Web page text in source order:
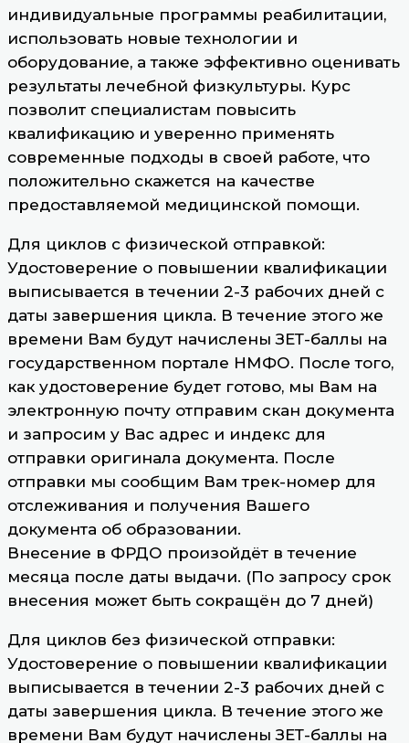
индивидуальные программы реабилитации,
использовать новые технологии и
оборудование, а также эффективно оценивать
результаты лечебной физкультуры. Курс
позволит специалистам повысить
квалификацию и уверенно применять
современные подходы в своей работе, что
положительно скажется на качестве
предоставляемой медицинской помощи.
Для циклов с физической отправкой:
Удостоверение о повышении квалификации
выписывается в течении 2-3 рабочих дней с
даты завершения цикла. В течение этого же
времени Вам будут начислены ЗЕТ-баллы на
государственном портале НМФО. После того,
как удостоверение будет готово, мы Вам на
электронную почту отправим скан документа
и запросим у Вас адрес и индекс для
отправки оригинала документа. После
отправки мы сообщим Вам трек-номер для
отслеживания и получения Вашего
документа об образовании.
Внесение в ФРДО произойдёт в течение
месяца после даты выдачи. (По запросу срок
внесения может быть сокращён до 7 дней)
Для циклов без физической отправки:
Удостоверение о повышении квалификации
выписывается в течении 2-3 рабочих дней с
даты завершения цикла. В течение этого же
времени Вам будут начислены ЗЕТ-баллы на